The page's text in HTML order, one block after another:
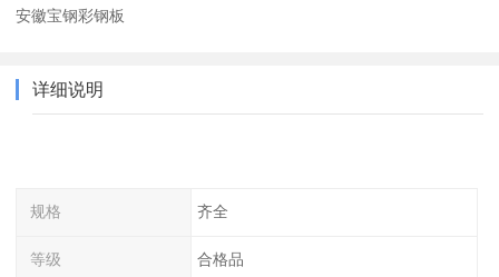
安徽宝钢彩钢板
详细说明
规格 齐全
等级 合格品